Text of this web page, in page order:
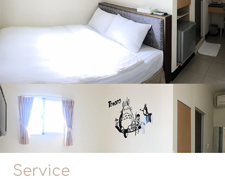
Service